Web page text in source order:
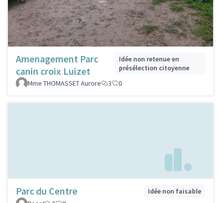
Amenagement Parc
canin croix Luizet
Idée non retenue en
présélection citoyenne
Mme THOMASSET Aurore
3 0
Parc du Centre
Idée non faisable